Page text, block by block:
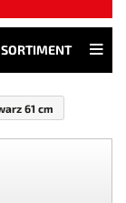
SORTIMENT
61 cm